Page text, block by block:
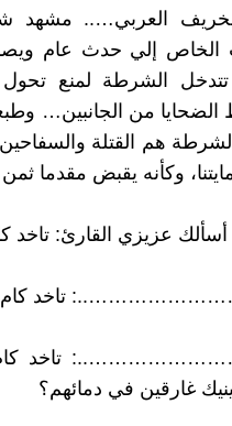
العربي….. مشهد
الخاص إلي حدث عام
تتدخل الشرطة لمنع
من الجانبين…
هم القتلة
وكأنه يقبض مقدما
عزيزي القارئ: تاخد
تاخد كام
تاخد كام
غارقين في دمائهم؟